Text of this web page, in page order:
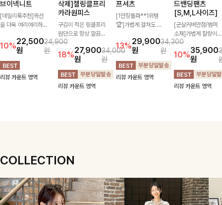
브이넥니트
[데일리룩추천]목선
을 더욱 여리여리하게
자인으로 깔끔한 무드
를 완성해주는 니트
🤍 부드러운 착용감
과 베이직한 실루엣으
로 단독은 물론 다양
10%22,500
원
24,900
원
리뷰 카운트 영역
삭제]젤링클프리
카라원피스
구김이 적은 링클프리
원단으로 항상 깔끔하
게 착용 가능하며 일
자로 떨어지는 넉넉한
핏으로 군살을 완벽히
커버해주는 원피스에
요🖤
18%27,900
원
34,000
원
리뷰 카운트 영역
프셔츠
[1만장돌파**1위템
🏆]가볍게 걸쳐도 살
감, 여름에 딱 맞는 코
튼 셔츠❤️ 여유 있는
핏과 스트라이프 패
턴, 자연스러운 실루
엣으로 데일리 코디에
13%29,900
원
34,300
원
리뷰 카운트 영역
드밴딩팬츠
[S,M,L사이즈]
[군살커버만점/썸머
소재]가볍게 찰랑이는
원단과 여유로운 와이
드 핏으로 하루 종일
편안하게 착용하실 수
있는 팬츠입니다 🖤
✨ 허리 전체 밴딩과
스트링 디테일로 안정
10%35,900
원
리뷰 카운트 영역
COLLECTION